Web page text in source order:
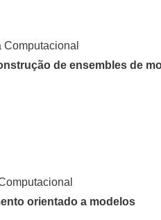
de ensembles de
orientado a modelos